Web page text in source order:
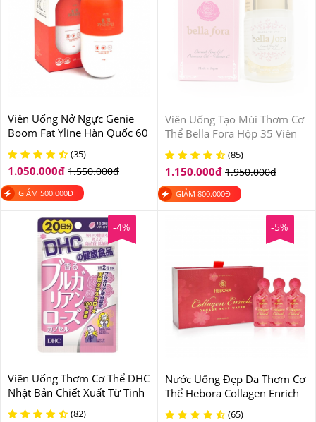
Viên Uống Nở Ngực Genie
Boom Fat Yline Hàn Quốc 60
Viên
(35)
1.050.000đ 1.550.000đ
GIẢM 500.000Đ
Viên Uống Tạo Mùi Thơm Cơ
Thể Bella Fora Hộp 35 Viên
Của Nhật Bản (85)
1.150.000đ 1.950.000đ
GIẢM 800.000Đ
-4%
Viên Uống Thơm Cơ Thể DHC
Nhật Bản Chiết Xuất Từ Tinh
Dầu Hoa Hồng(82)
-5%
Nước Uống Đẹp Da Thơm Cơ
Thể Hebora Collagen Enrich
Hộp 28 Gói (65)